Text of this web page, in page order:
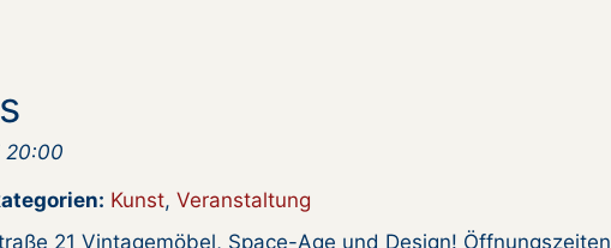
20:00
Kunst, Veranstaltung
21 Vintagemöbel, Space-Age und Design! Öffnungszeiten